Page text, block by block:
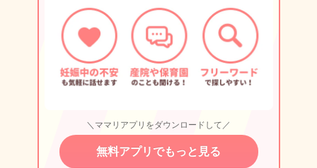
＼ママリアプリをダウンロードして／
無料アプリでもっと見る